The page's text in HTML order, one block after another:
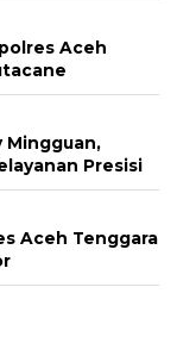
Aceh
Mingguan,
Presisi
Aceh Tenggara